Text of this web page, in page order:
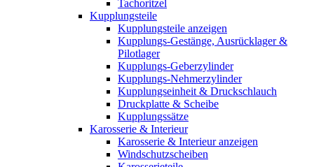
Tachoritzel
Kupplungsteile
Kupplungsteile anzeigen
Kupplungs-Gestänge, Ausrücklager &
Pilotlager
Kupplungs-Geberzylinder
Kupplungs-Nehmerzylinder
Kupplungseinheit & Druckschlauch
Druckplatte & Scheibe
Kupplungssätze
Karosserie & Interieur
Karosserie & Interieur anzeigen
Windschutzscheiben